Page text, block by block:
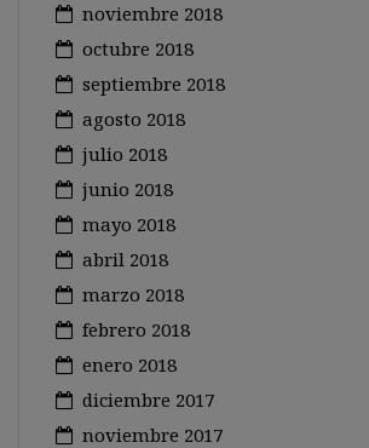
noviembre 2018
octubre 2018
septiembre 2018
agosto 2018
julio 2018
junio 2018
mayo 2018
abril 2018
marzo 2018
febrero 2018
enero 2018
diciembre 2017
noviembre 2017